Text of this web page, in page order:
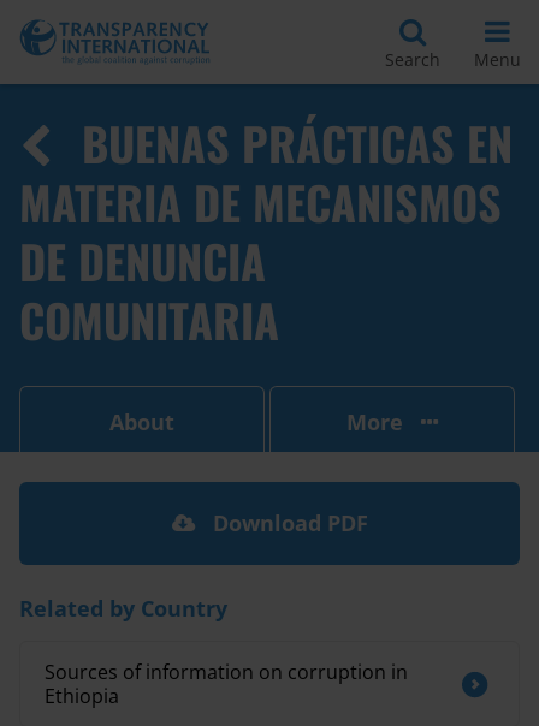
Search Menu
BUENAS PRÁCTICAS EN
MATERIA DE MECANISMOS
DE DENUNCIA
COMUNITARIA
About More
Download PDF
Related by Country
Sources of information on corruption in
Ethiopia